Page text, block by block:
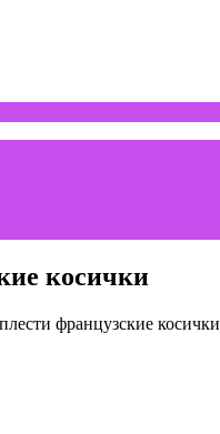
косички
французские косички